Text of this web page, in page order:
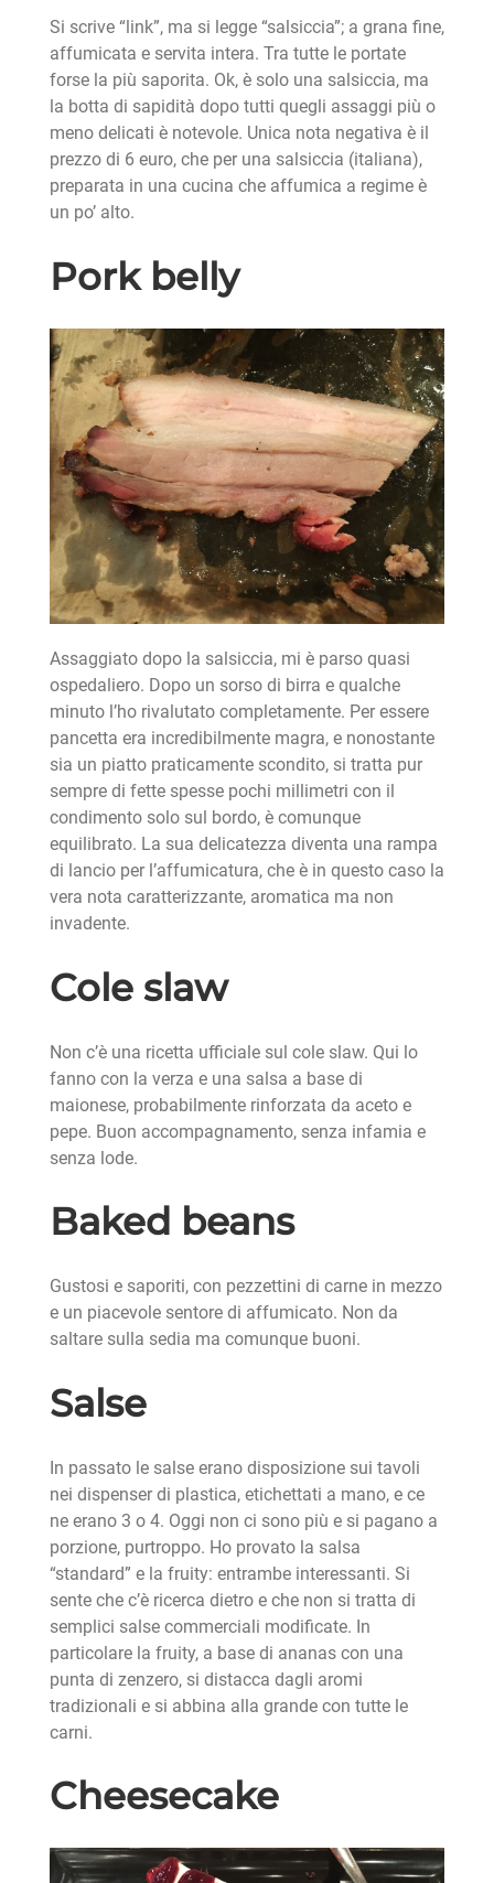
Si scrive “link”, ma si legge “salsiccia”; a grana fine,
affumicata e servita intera. Tra tutte le portate
forse la più saporita. Ok, è solo una salsiccia, ma
la botta di sapidità dopo tutti quegli assaggi più o
meno delicati è notevole. Unica nota negativa è il
prezzo di 6 euro, che per una salsiccia (italiana),
preparata in una cucina che affumica a regime è
un po’ alto.
Pork belly
Assaggiato dopo la salsiccia, mi è parso quasi
ospedaliero. Dopo un sorso di birra e qualche
minuto l’ho rivalutato completamente. Per essere
pancetta era incredibilmente magra, e nonostante
sia un piatto praticamente scondito, si tratta pur
sempre di fette spesse pochi millimetri con il
condimento solo sul bordo, è comunque
equilibrato. La sua delicatezza diventa una rampa
di lancio per l’affumicatura, che è in questo caso la
vera nota caratterizzante, aromatica ma non
invadente.
Cole slaw
Non c’è una ricetta ufficiale sul cole slaw. Qui lo
fanno con la verza e una salsa a base di
maionese, probabilmente rinforzata da aceto e
pepe. Buon accompagnamento, senza infamia e
senza lode.
Baked beans
Gustosi e saporiti, con pezzettini di carne in mezzo
e un piacevole sentore di affumicato. Non da
saltare sulla sedia ma comunque buoni.
Salse
In passato le salse erano disposizione sui tavoli
nei dispenser di plastica, etichettati a mano, e ce
ne erano 3 o 4. Oggi non ci sono più e si pagano a
porzione, purtroppo. Ho provato la salsa
“standard” e la fruity: entrambe interessanti. Si
sente che c’è ricerca dietro e che non si tratta di
semplici salse commerciali modificate. In
particolare la fruity, a base di ananas con una
punta di zenzero, si distacca dagli aromi
tradizionali e si abbina alla grande con tutte le
carni.
Cheesecake